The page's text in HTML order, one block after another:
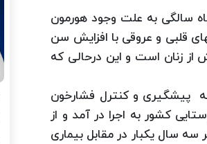
سالگی به علت وجود هورمون
قلبی و عروقی با افزایش سن
از زنان است و این درحالی که
پیشگیری و کنترل فشارخون
کشور به اجرا در آمد و از
سال یکبار در مقابل بیماری